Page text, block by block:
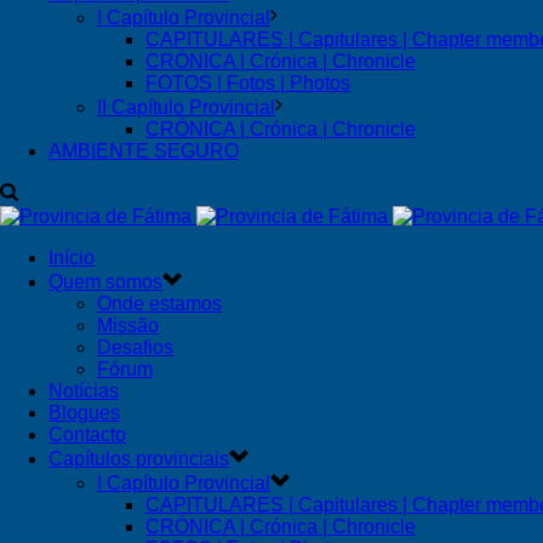
I Capítulo Provincial
CAPITULARES | Capitulares | Chapter
CRÓNICA | Crónica | Chronicle
FOTOS | Fotos | Photos
II Capítulo Provincial
CRÓNICA | Crónica | Chronicle
AMBIENTE SEGURO
Início
Quem somos
Onde estamos
Missão
Desafios
Fórum
Notícias
Blogues
Contacto
Capítulos provinciais
I Capítulo Provincial
CAPITULARES | Capitulares | Chapter
CRÓNICA | Crónica | Chronicle